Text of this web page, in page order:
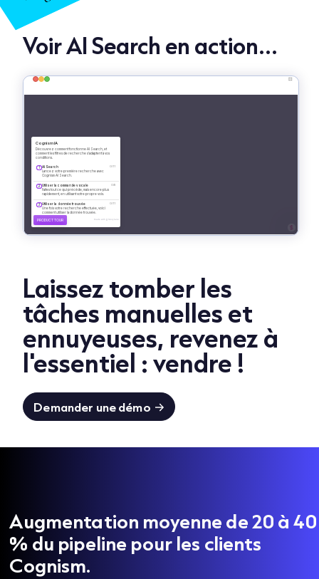
Voir AI Search en action...
Laissez tomber les
tâches manuelles et
ennuyeuses, revenez à
l'essentiel : vendre !
Demander une démo
Augmentation moyenne de 20 à 40
% du pipeline pour les clients
Cognism.